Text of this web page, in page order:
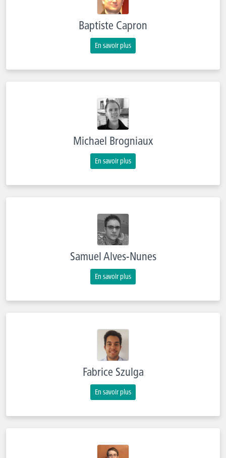
Baptiste Capron
En savoir plus
Michael Brogniaux
En savoir plus
Samuel Alves-Nunes
En savoir plus
Fabrice Szulga
En savoir plus